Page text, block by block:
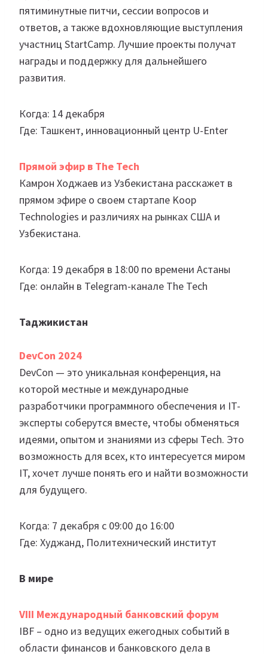
пятиминутные питчи, сессии вопросов и
ответов, а также вдохновляющие выступления
участниц StartCamp. Лучшие проекты получат
награды и поддержку для дальнейшего
развития.
Когда: 14 декабря
Где: Ташкент, инновационный центр U-Enter
Прямой эфир в The Tech
Камрон Ходжаев из Узбекистана расскажет в
прямом эфире о своем стартапе Koop
Technologies и различиях на рынках США и
Узбекистана.
Когда: 19 декабря в 18:00 по времени Астаны
Где: онлайн в Telegram-канале The Tech
Таджикистан
DevCon 2024
DevCon — это уникальная конференция, на
которой местные и международные
разработчики программного обеспечения и IT-
эксперты соберутся вместе, чтобы обменяться
идеями, опытом и знаниями из сферы Tech. Это
возможность для всех, кто интересуется миром
IT, хочет лучше понять его и найти возможности
для будущего.
Когда: 7 декабря с 09:00 до 16:00
Где: Худжанд, Политехнический институт
В мире
VIII Международный банковский форум
IBF – одно из ведущих ежегодных событий в
области финансов и банковского дела в